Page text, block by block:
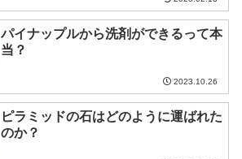
パイナップルから洗剤ができるって本
当？
2023.10.26
ピラミッドの石はどのように運ばれた
のか？